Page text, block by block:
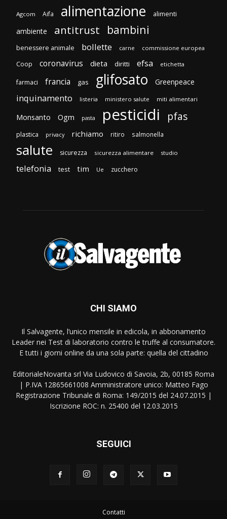
Agcom Aifa alimentazione alimenti
ambiente antitrust bambini
benessere animale bollette carne commissione europea
Coop coronavirus dieta diritti efsa etichetta
farmaci francia gas glifosato Greenpeace
inquinamento listeria ministero salute miti alimentari
Monsanto Ogm pasta pesticidi pfas
plastica privacy richiamo ritiro salmonella
salute sicurezza sicurezza alimentare studio
telefonia test tim Ue zucchero
CHI SIAMO
Il Salvagente, l’unico mensile in edicola, in abbonamento
Leader nei Test di laboratorio contro le truffe al consumatore.
E tutti i giorni online da una sola parte: quella del cittadino
EditorialeNovanta srl Via Ludovico di Savoia, 2b, 00185 Roma
| P.IVA 12865661008 Amministratore unico: Matteo Fago
Registrazione Tribunale di Roma: 149/2015 del 24.07.2015 |
Iscrizione ROC: n. 25400 del 12.03.2015
SEGUICI
Contatti